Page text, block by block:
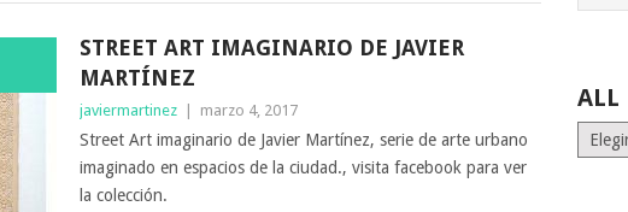
STREET ART IMAGINARIO DE JAVIER
MARTÍNEZ
javiermartinez | marzo 4, 2017
Street Art imaginario de Javier Martínez, serie de arte urbano
imaginado en espacios de la ciudad., visita facebook para ver
la colección.
ALL
ALL